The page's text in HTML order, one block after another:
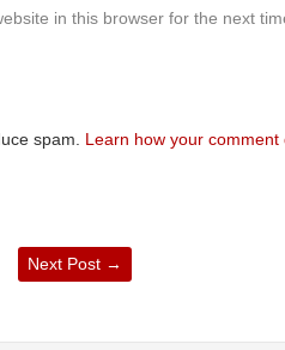
in this browser for the next
spam. Learn how your
Next Post →